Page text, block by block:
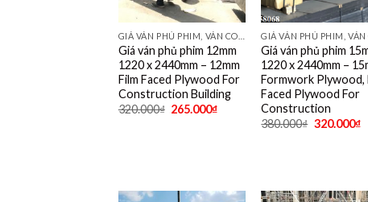
Giá ván phủ phim 12mm
1220 x 2440mm – 12mm
Film Faced Plywood For
Construction Building
320.000₫ 265.000₫
Giá ván phủ phim
1220 x 2440mm –
Formwork Plywood,
Faced Plywood For
Construction
380.000₫ 320.000₫